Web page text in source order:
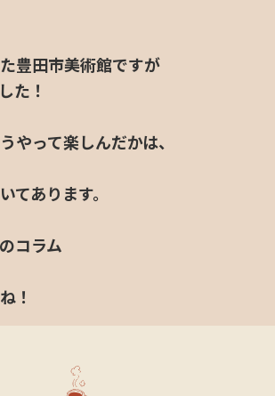
豊田市美術館ですが
た！
やって楽しんだかは、
てあります。
コラム
！